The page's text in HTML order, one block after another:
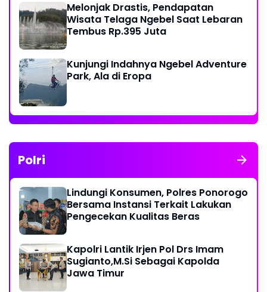
Melonjak Drastis, Pendapatan
Wisata Telaga Ngebel Saat Lebaran
Tembus Rp.395 Juta
Kunjungi Indahnya Ngebel Adventure
Park, Ala di Eropa
Polri
Lindungi Konsumen, Polres Ponorogo
Bersama Instansi Terkait Lakukan
Pengecekan Kualitas Beras
Kapolri Lantik Irjen Pol Drs Imam
Sugianto,M.Si Sebagai Kapolda
Jawa Timur